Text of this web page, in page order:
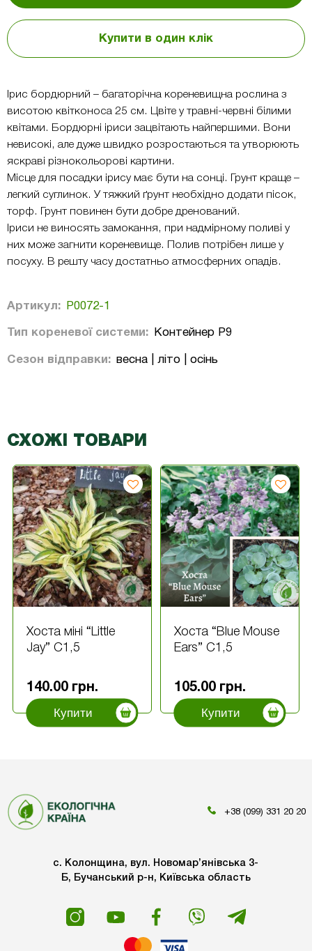
Ірис бордюрний – багаторічна кореневищна рослина з
висотою квітконоса 25 см. Цвіте у травні-червні білими
квітами. Бордюрні іриси зацвітають найпершими. Вони
невисокі, але дуже швидко розростаються та утворюють
яскраві різнокольорові картини.
Місце для посадки ірису має бути на сонці. Грунт краще –
легкий суглинок. У тяжкий ґрунт необхідно додати пісок,
торф. Грунт повинен бути добре дренований.
Іриси не виносять замокання, при надмірному поливі у
них може загнити кореневище. Полив потрібен лише у
посуху. В решту часу достатньо атмосферних опадів.
Купити в один клік
Артикул: Р0072-1
Тип кореневої системи: Контейнер P9
Сезон відправки: весна | літо | осінь
СХОЖІ ТОВАРИ
Хоста міні “Little
Jay” С1,5
140.00 грн.
Купити
Хоста “Blue Mouse
Ears” С1,5
105.00 грн.
Купити
+38 (099) 331 20 20
с. Колонщина, вул. Новомар’янівська 3-
Б, Бучанський р-н, Київська область